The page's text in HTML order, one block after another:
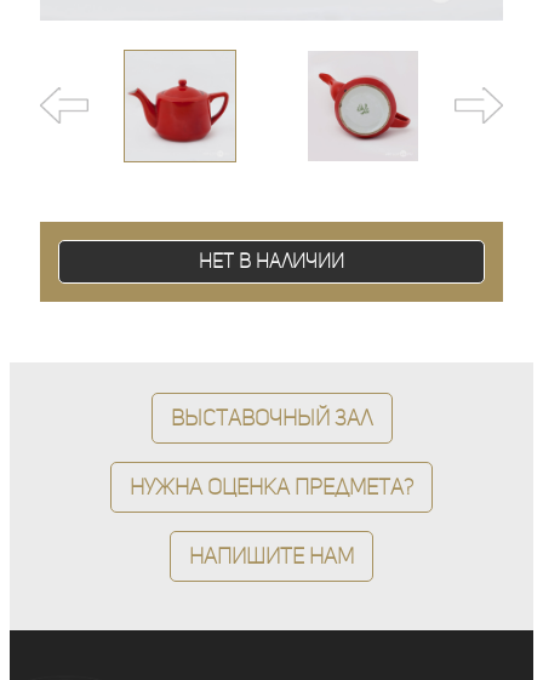
Нет в наличии
Выставочный зал
Нужна оценка предмета?
Напишите нам